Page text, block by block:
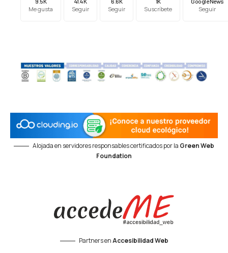
Me gusta Seguir Seguir Suscríbete Seguir
Alojada en servidores responsables certificados por la Green Web
Foundation
Partners enAccesibilidad Web